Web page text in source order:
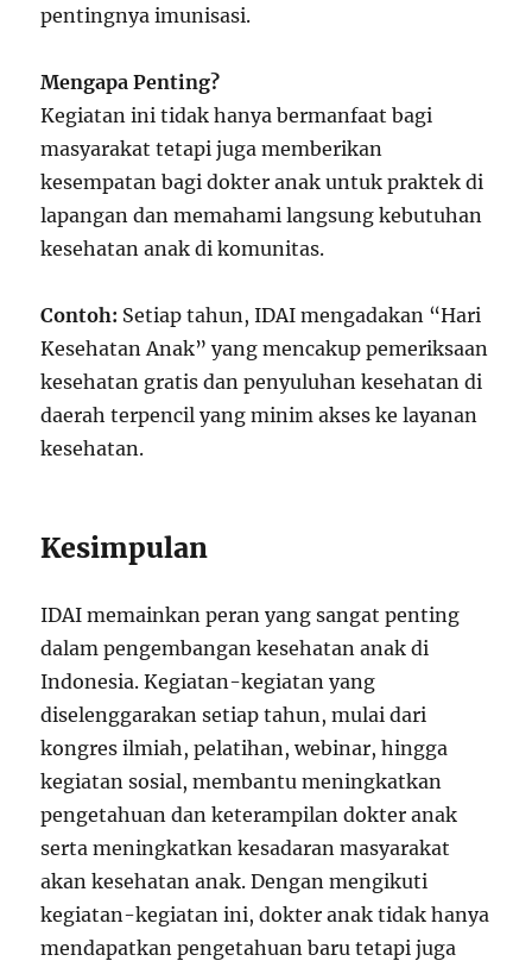
pentingnya imunisasi.
Mengapa Penting?
Kegiatan ini tidak hanya bermanfaat bagi
masyarakat tetapi juga memberikan
kesempatan bagi dokter anak untuk praktek di
lapangan dan memahami langsung kebutuhan
kesehatan anak di komunitas.
Contoh: Setiap tahun, IDAI mengadakan “Hari
Kesehatan Anak” yang mencakup pemeriksaan
kesehatan gratis dan penyuluhan kesehatan di
daerah terpencil yang minim akses ke layanan
kesehatan.
Kesimpulan
IDAI memainkan peran yang sangat penting
dalam pengembangan kesehatan anak di
Indonesia. Kegiatan-kegiatan yang
diselenggarakan setiap tahun, mulai dari
kongres ilmiah, pelatihan, webinar, hingga
kegiatan sosial, membantu meningkatkan
pengetahuan dan keterampilan dokter anak
serta meningkatkan kesadaran masyarakat
akan kesehatan anak. Dengan mengikuti
kegiatan-kegiatan ini, dokter anak tidak hanya
mendapatkan pengetahuan baru tetapi juga